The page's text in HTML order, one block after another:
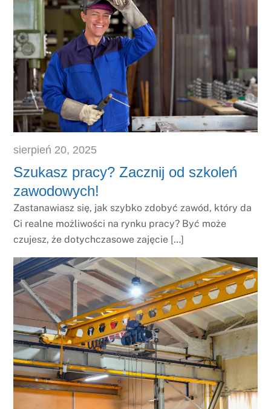
sierpień 20, 2025
Szukasz pracy? Zacznij od szkoleń
zawodowych!
Zastanawiasz się, jak szybko zdobyć zawód, który da
Ci realne możliwości na rynku pracy? Być może
czujesz, że dotychczasowe zajęcie […]